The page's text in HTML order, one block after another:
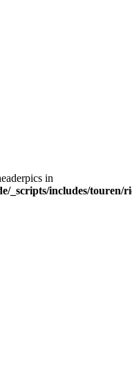
in
_scripts/includes/touren/